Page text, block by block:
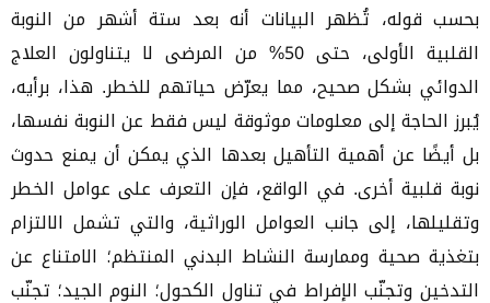
بحسب قوله، تُظهر البيانات أنه بعد ستة أشهر من النوبة
القلبية الأولى، حتى 50% من المرضى لا يتناولون العلاج
الدوائي بشكل صحيح، مما يعرّض حياتهم للخطر. هذا، برأيه،
يُبرز الحاجة إلى معلومات موثوقة ليس فقط عن النوبة نفسها،
بل أيضًا عن أهمية التأهيل بعدها الذي يمكن أن يمنع حدوث
نوبة قلبية أخرى. في الواقع، فإن التعرف على عوامل الخطر
وتقليلها، إلى جانب العوامل الوراثية، والتي تشمل الالتزام
بتغذية صحية وممارسة النشاط البدني المنتظم؛ الامتناع عن
التدخين وتجنّب الإفراط في تناول الكحول؛ النوم الجيد؛ تجنّب